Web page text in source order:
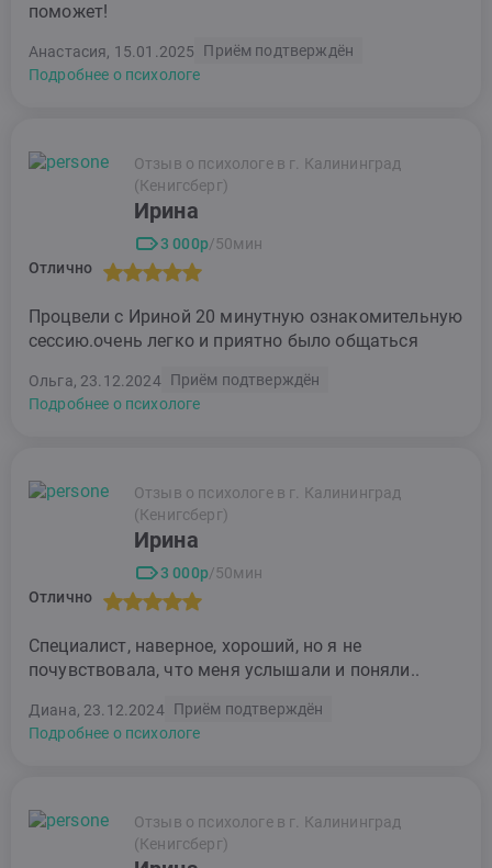
поможет!
Анастасия, 15.01.2025
Приём подтверждён
Подробнее о психологе
Отзыв о психологе в г. Калининград
(Кенигсберг)
Ирина
3 000р/50мин
Отлично
Процвели с Ириной 20 минутную ознакомительную
сессию.очень легко и приятно было общаться
Ольга, 23.12.2024 Приём подтверждён
Подробнее о психологе
Отзыв о психологе в г. Калининград
(Кенигсберг)
Ирина
3 000р/50мин
Отлично
Специалист, наверное, хороший, но я не
почувствовала, что меня услышали и поняли..
Диана, 23.12.2024 Приём подтверждён
Подробнее о психологе
Отзыв о психологе в г. Калининград
(Кенигсберг)